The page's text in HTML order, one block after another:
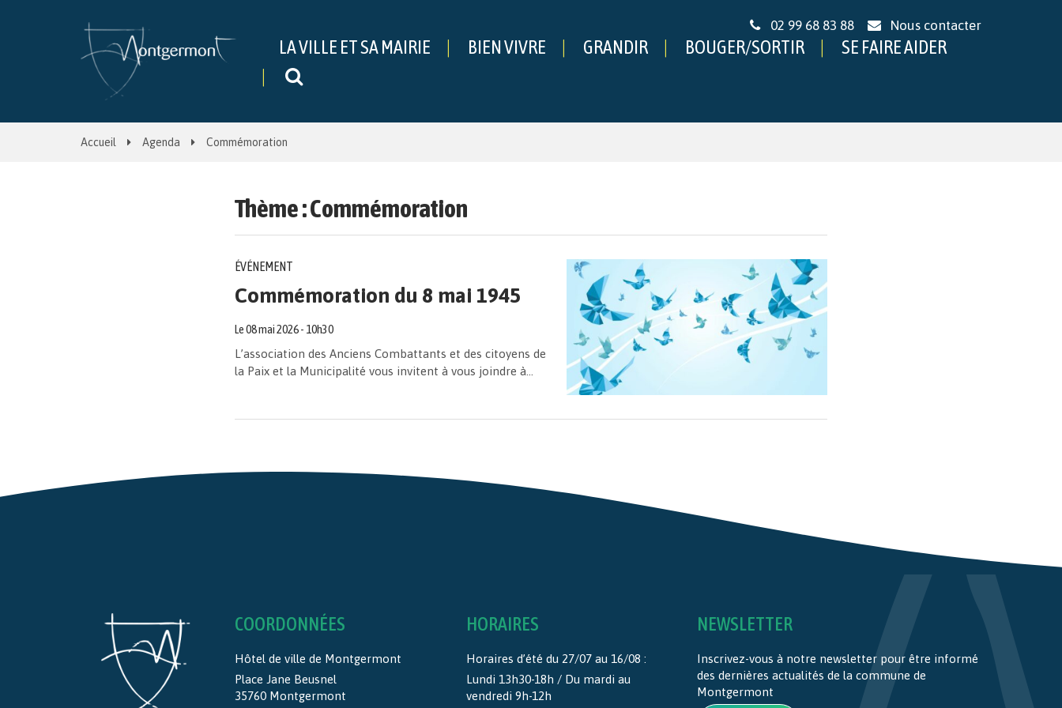
02 99 68 83 88 Nous contacter
LA VILLE ET SA MAIRIE BIEN VIVRE GRANDIR BOUGER/SORTIR
SE FAIRE AIDER
Accueil Agenda Commémoration
Thème :Commémoration
ÉVÉNEMENT
Commémoration du 8 mai 1945
Le08mai2026- 10h30
L’association des Anciens Combattants et des citoyens de
la Paix et la Municipalité vous invitent à vous joindre à...
COORDONNÉES
Hôtel de ville de Montgermont
Place Jane Beusnel
35760 Montgermont
HORAIRES
Horaires d’été du 27/07 au 16/08 :
Lundi 13h30-18h / Du mardi au
vendredi 9h-12h
NEWSLETTER
Inscrivez-vous à notre newsletter pour être informé
des dernières actualités de la commune de
Montgermont